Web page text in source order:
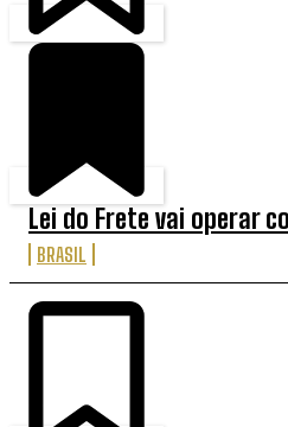
Lei do Frete vai operar
BRASIL